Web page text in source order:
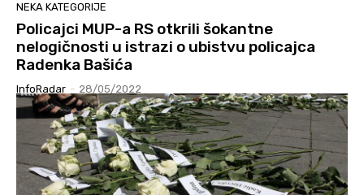
NEKA KATEGORIJE
Policajci MUP-a RS otkrili šokantne
nelogičnosti u istrazi o ubistvu policajca
Radenka Bašića
InfoRadar - 28/05/2022